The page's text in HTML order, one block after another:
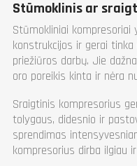
Stūmoklinis ar
Stūmokliniai
konstrukcijos ir gerai
priežiūros darbų. Jie
oro poreikis kinta ir nėra
Sraigtinis kompresorius
tolygaus, didesnio ir
sprendimas
kompresorius dirba ilgiau